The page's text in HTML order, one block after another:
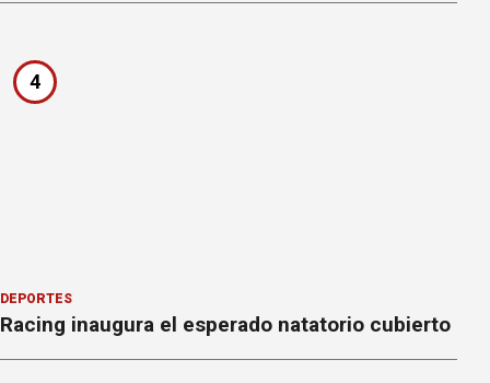
4
DEPORTES
Racing inaugura el esperado natatorio cubierto